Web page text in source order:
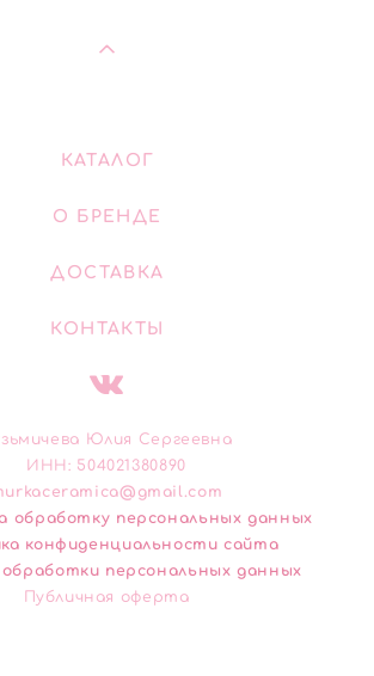
КАТАЛОГ
О БРЕНДЕ
ДОСТАВКА
КОНТАКТЫ
Юлия Сергеевна
ИНН: 504021380890
обработку персональных данных
конфиденциальности сайта
персональных данных
Публичная оферта